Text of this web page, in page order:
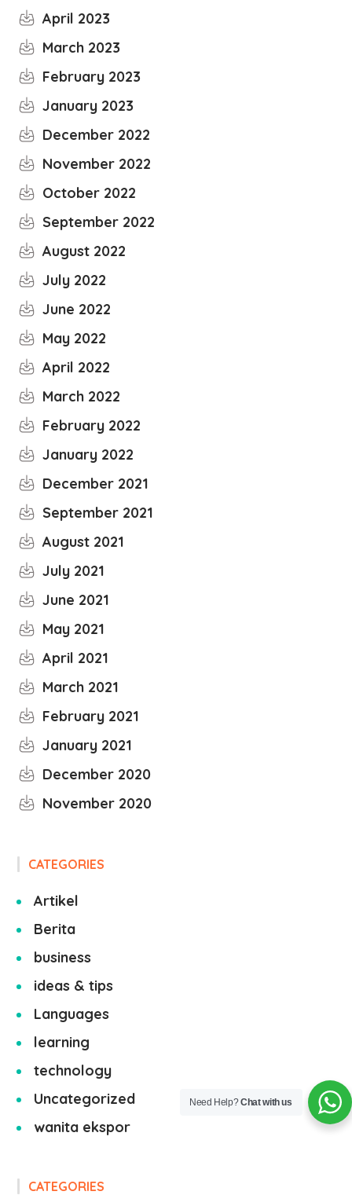
April 2023
March 2023
February 2023
January 2023
December 2022
November 2022
October 2022
September 2022
August 2022
July 2022
June 2022
May 2022
April 2022
March 2022
February 2022
January 2022
December 2021
September 2021
August 2021
July 2021
June 2021
May 2021
April 2021
March 2021
February 2021
January 2021
December 2020
November 2020
CATEGORIES
Artikel
Berita
business
ideas & tips
Languages
learning
technology
Uncategorized
wanita ekspor
CATEGORIES
Need Help?Chat with us